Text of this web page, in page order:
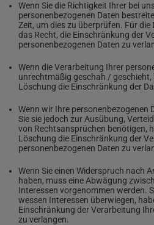
Wenn Sie die Richtigkeit Ihrer bei
personenbezogenen Daten
Zeit, um dies zu überprüfen. Für
das Recht, die Einschränkung der
personenbezogenen Daten zu
Wenn die Verarbeitung Ihrer
unrechtmäßig geschah / geschieht,
Löschung die Einschränkung der
Wenn wir Ihre personenbezogenen
Sie sie jedoch zur Ausübung,
von Rechtsansprüchen benötigen,
Löschung die Einschränkung der
personenbezogenen Daten zu
Wenn Sie einen Widerspruch nach
haben, muss eine Abwägung
Interessen vorgenommen werden.
wessen Interessen überwiegen,
Einschränkung der Verarbeitung
zu verlangen.